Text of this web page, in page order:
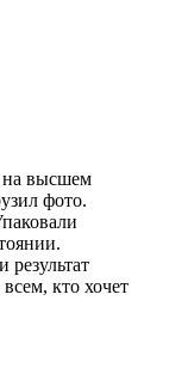
на высшем
фото.
кто хочет